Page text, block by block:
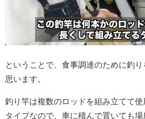
ということで、食事調達のために釣
思います。
釣り竿は複数のロッドを組み立てて
タイプなので、車に積んで置いても